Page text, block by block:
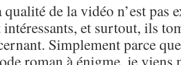
qualité de la vidéo n’est pas
intéressants, et surtout, ils
Simplement parce
roman à énigme, je viens